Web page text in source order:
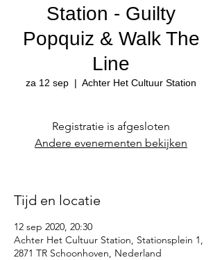
Station - Guilty
Popquiz & Walk The
Line
za 12 sep
  |
Achter Het Cultuur Station
Registratie is afgesloten
Andere evenementen bekijken
Tijd en locatie
12 sep 2020, 20:30
Achter Het Cultuur Station, Stationsplein 1,
2871 TR Schoonhoven, Nederland